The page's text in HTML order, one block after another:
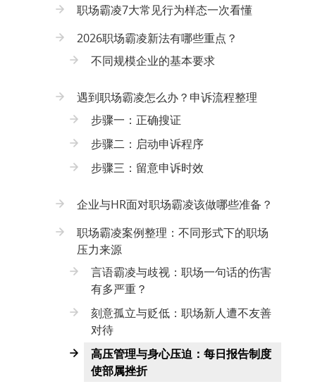
职场霸凌7大常见行为样态一次看懂
2026职场霸凌新法有哪些重点？
不同规模企业的基本要求
遇到职场霸凌怎么办？申诉流程整理
步骤一：正确搜证
步骤二：启动申诉程序
步骤三：留意申诉时效
企业与HR面对职场霸凌该做哪些准备？
职场霸凌案例整理：不同形式下的职场
压力来源
言语霸凌与歧视：职场一句话的伤害
有多严重？
刻意孤立与贬低：职场新人遭不友善
对待
高压管理与身心压迫：每日报告制度
使部属挫折